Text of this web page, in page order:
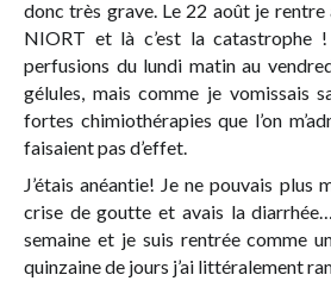
donc très grave. Le 22 août je rentre
NIORT et là c’est la catastrophe
perfusions du lundi matin au
gélules, mais comme je vomissais
fortes chimiothérapies que l’on
faisaient pas d’effet.
J’étais anéantie! Je ne pouvais plus
crise de goutte et avais la
semaine et je suis rentrée comme
quinzaine de jours j’ai littéralement